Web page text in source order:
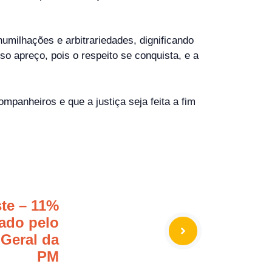
e arbitrariedades, dignificando
apreço, pois o respeito se conquista, e a
e que a justiça seja feita a fim
– 11%
pelo
da
PM